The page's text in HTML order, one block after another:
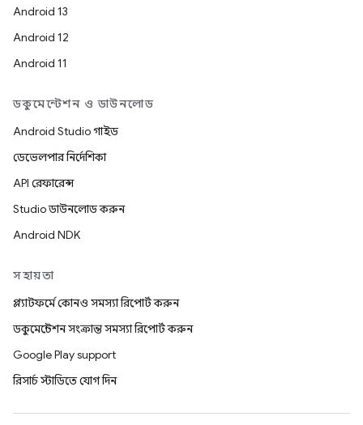
Android 13
Android 12
Android 11
ডকুমেন্টেশন ও ডাউনলোড
Android Studio গাইড
ডেভেলপার নির্দেশিকা
API রেফারেন্স
Studio ডাউনলোড করুন
Android NDK
সহায়তা
প্ল্যাটফর্মে কোনও সমস্যা রিপোর্ট করুন
ডকুমেন্টেশন সংক্রান্ত সমস্যা রিপোর্ট করুন
Google Play support
রিসার্চ স্টাডিতে যোগ দিন